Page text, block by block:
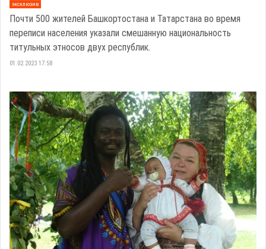
эксклюзив
Почти 500 жителей Башкортостана и Татарстана во время
переписи населения указали смешанную национальность
титульных этносов двух республик.
01.02.2023 17:58